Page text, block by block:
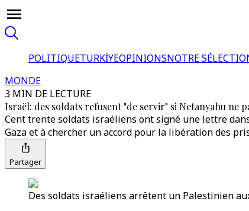
POLITIQUETÜRKİYEOPINIONSNOTRE
MONDE
3 MIN DE LECTURE
Israël: des soldats refusent "de servir" si Netanyahu ne
Cent trente soldats israéliens ont signé une lettre
Gaza et à chercher un accord pour la libération des
Partager
Des soldats israéliens arrêtent un Palestinien